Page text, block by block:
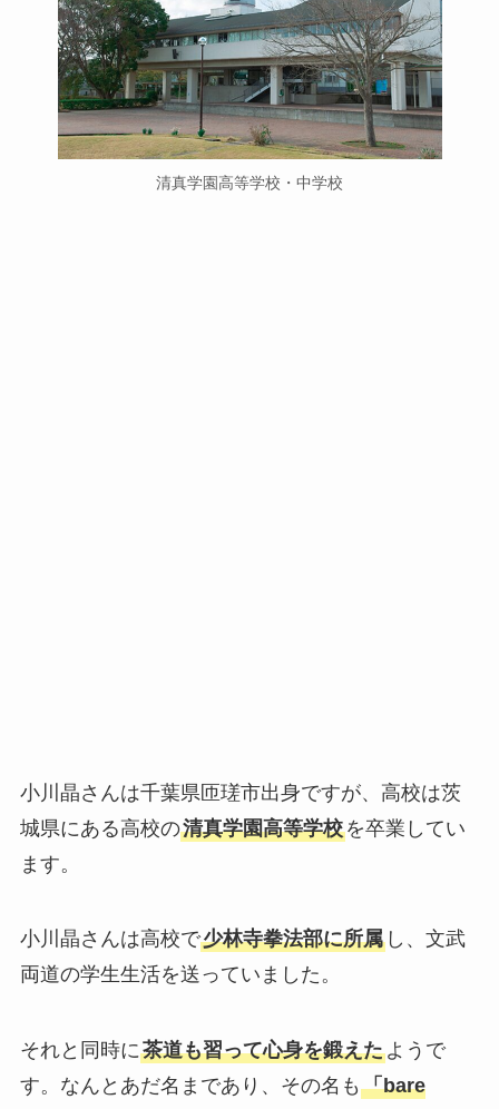
清真学園高等学校・中学校
小川晶さんは千葉県匝瑳市出身ですが、高校は茨
城県にある高校の清真学園高等学校を卒業してい
ます。
小川晶さんは高校で少林寺拳法部に所属し、文武
両道の学生生活を送っていました。​
それと同時に茶道も習って心身を鍛えたようで
す。なんとあだ名まであり、その名も 「bare